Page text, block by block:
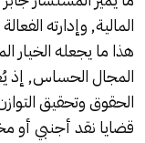
المالية, وإدارته
هذا ما يجعله الخيار
المجال الحساس, إذ
الحقوق وتحقيق
قضايا نقد أجنبي أو